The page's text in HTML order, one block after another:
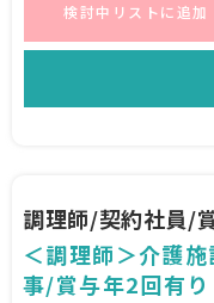
検討中リストに追加
調理師/契約社員/
＜調理師＞介護
事/賞与年2回有り